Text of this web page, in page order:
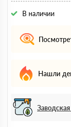
В наличии
Нашли